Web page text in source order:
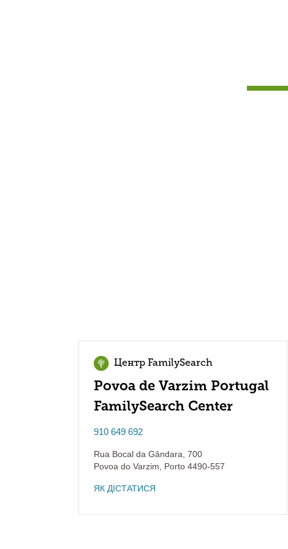
Центр FamilySearch
Povoa de Varzim Portugal
FamilySearch Center
910 649 692
Rua Bocal da Gândara, 700
Povoa do Varzim
Porto 4490-557
ЯК ДІСТАТИСЯ